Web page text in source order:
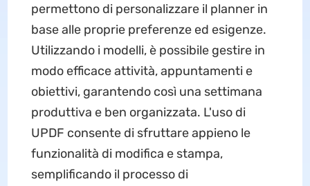
permettono di personalizzare il planner in
base alle proprie preferenze ed esigenze.
Utilizzando i modelli, è possibile gestire in
modo efficace attività, appuntamenti e
obiettivi, garantendo così una settimana
produttiva e ben organizzata. L'uso di
UPDF consente di sfruttare appieno le
funzionalità di modifica e stampa,
semplificando il processo di